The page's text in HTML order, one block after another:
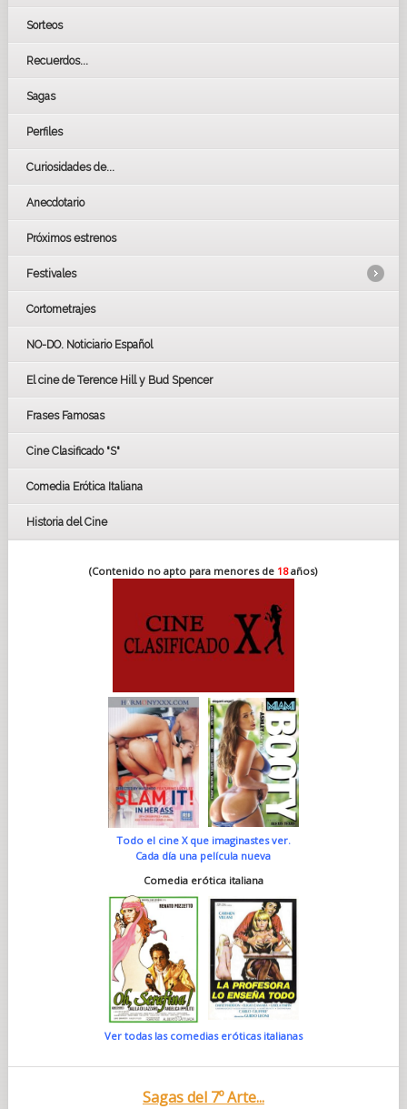
Sorteos
Recuerdos...
Sagas
Perfiles
Curiosidades de...
Anecdotario
Próximos estrenos
Festivales
LOS OSCARS
GOYAS
BAFTA
Cortometrajes
NO-DO. Noticiario Español
El cine de Terence Hill y Bud Spencer
Frases Famosas
Cine Clasificado "S"
Comedia Erótica Italiana
Historia del Cine
(Contenido no apto para menores de 18años)
Todo el cine X que imaginastes ver.
Cada día una película nueva
Comedia erótica italiana
Ver todas las comedias eróticas italianas
Sagas del 7º Arte...